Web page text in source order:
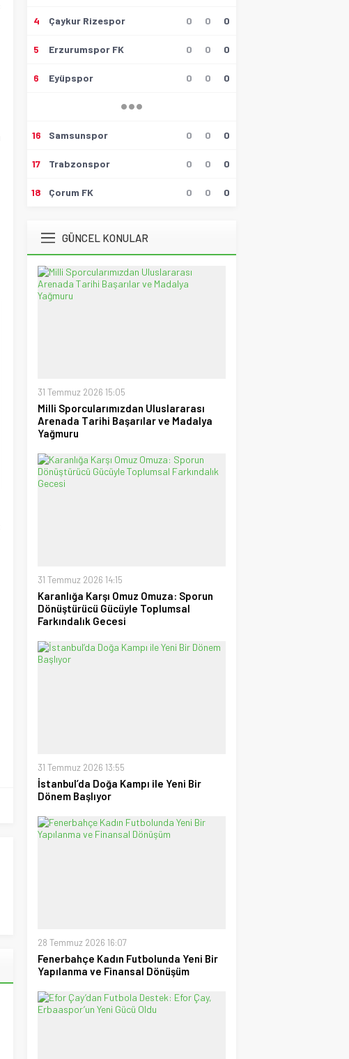
Hüseyin Tokmak
17 Mayıs 2026 23:00
Yönetecek Hakemler Belli
UEFA Son 16 Turu’nda
Selçuk Tuna
Atatürk’ün Kızları
28 Temmuz 2026 12:40
Spor Meydanı
28 Temmuz 2026 15:15
Ufuk Ağca
4 Çaykur Rizespor 0 0 0
5 Erzurumspor FK 0 0 0
6 Eyüpspor 0 0 0
16 Samsunspor 0 0 0
17 Trabzonspor 0 0 0
18 Çorum FK 0 0 0
GÜNCEL KONULAR
31 Temmuz 2026 15:05
Milli Sporcularımızdan Uluslararası
Arenada Tarihi Başarılar ve Madalya
Yağmuru
31 Temmuz 2026 14:15
Karanlığa Karşı Omuz Omuza: Sporun
Dönüştürücü Gücüyle Toplumsal
Farkındalık Gecesi
31 Temmuz 2026 13:55
İstanbul’da Doğa Kampı ile Yeni Bir
Dönem Başlıyor
28 Temmuz 2026 16:07
Fenerbahçe Kadın Futbolunda Yeni Bir
Yapılanma ve Finansal Dönüşüm